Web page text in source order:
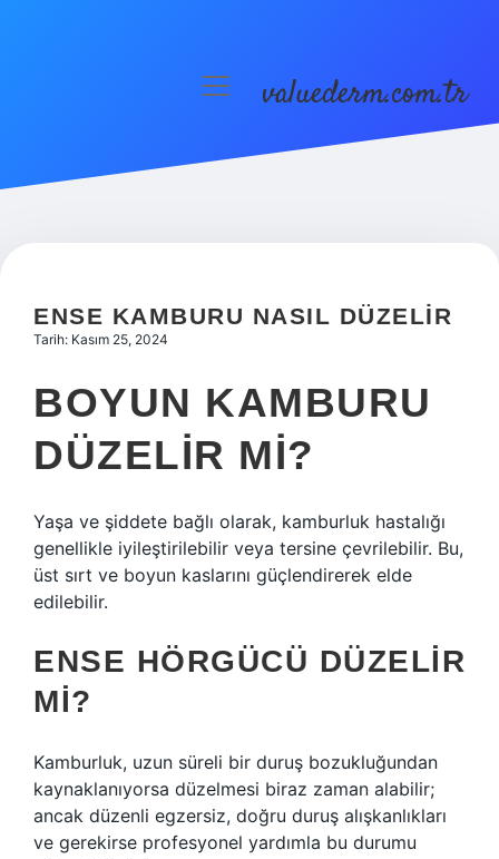
menüyüvaluederm.com.tr
ENSE KAMBURU NASIL DÜZELIR
Tarih: Kasım 25, 2024
BOYUN KAMBURU
DÜZELIR MI?
Yaşa ve şiddete bağlı olarak, kamburluk hastalığı
genellikle iyileştirilebilir veya tersine çevrilebilir. Bu,
üst sırt ve boyun kaslarını güçlendirerek elde
edilebilir.
ENSE HÖRGÜCÜ DÜZELIR
MI?
Kamburluk, uzun süreli bir duruş bozukluğundan
kaynaklanıyorsa düzelmesi biraz zaman alabilir;
ancak düzenli egzersiz, doğru duruş alışkanlıkları
ve gerekirse profesyonel yardımla bu durumu